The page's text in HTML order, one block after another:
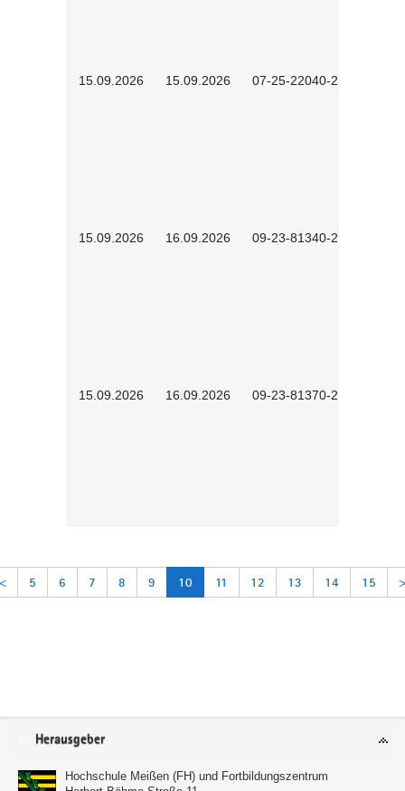
15.09.2026 15.09.2026 07-25-22040-2602
15.09.2026 16.09.2026 09-23-81340-2604
15.09.2026 16.09.2026 09-23-81370-2601
< 5 6 7 8 9 10 11 12 13 14 15 >
Service
Herausgeber
Hochschule Meißen (FH) und Fortbildungszentrum